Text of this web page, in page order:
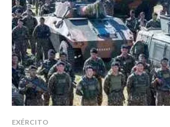
EXÉRCITO